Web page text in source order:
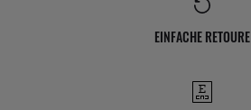
EINFACHE RETOURE